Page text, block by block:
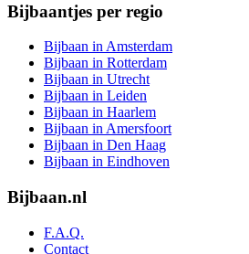
Bijbaantjes per regio
Bijbaan in Amsterdam
Bijbaan in Rotterdam
Bijbaan in Utrecht
Bijbaan in Leiden
Bijbaan in Haarlem
Bijbaan in Amersfoort
Bijbaan in Den Haag
Bijbaan in Eindhoven
Bijbaan.nl
F.A.Q.
Contact